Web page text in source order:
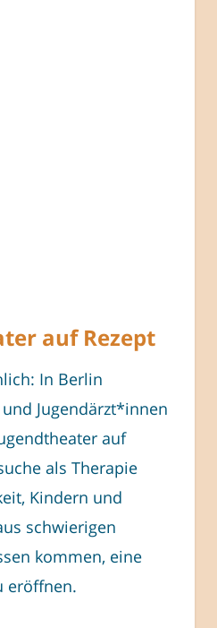
auf Rezept
In Berlin
Jugendärzt*innen
auf
als Therapie
Kindern und
schwierigen
kommen, eine
eröffnen.